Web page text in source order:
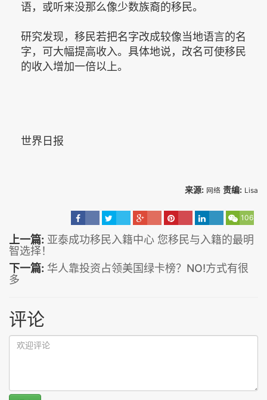
语，或听来没那么像少数族裔的移民。
研究发现，移民若把名字改成较像当地语言的名
字，可大幅提高收入。具体地说，改名可使移民
的收入增加一倍以上。
世界日报
来源: 网络 责编: Lisa
106
上一篇: 亚泰成功移民入籍中心 您移民与入籍的最明
智选择！
下一篇: 华人靠投资占领美国绿卡榜？NO!方式有很
多
评论